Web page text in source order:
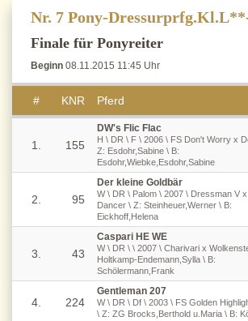
Nr. 7 Pony-
Finale für Ponyreiter
Beginn 08.11.2015 11:45 Uhr
# KNR Pferd
1. 155
DW's Flic Flac
H \ DR \ F \ 2006 \ FS Don't Worry x
Z: Esdohr,Sabine \ B:
Esdohr,Wiebke,Esdohr,Sabine
2. 95
Der kleine Goldbär
W \ DR \ Palom \ 2007 \ Dressman V
Dancer \ Z: Steinheuer,Werner \ B:
Eickhoff,Helena
3. 43
Caspari HE WE
W \ DR \ \ 2007 \ Charivari x
Holtkamp-Endemann,Sylla \ B:
Schölermann,Frank
4. 224
Gentleman 207
W \ DR \ Df \ 2003 \ FS Golden
\ Z: ZG Brocks,Berthold u.Maria \ B: